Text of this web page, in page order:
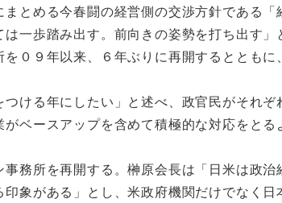
とめる今春闘の経営側の交渉方針である「
一歩踏み出す。前向きの姿勢を打ち出す」
０９年以来、６年ぶりに再開するとともに
ける年にしたい」と述べ、政官民がそれぞ
ベースアップを含めて積極的な対応をとる
務所を再開する。榊原会長は「日米は政治
象がある」とし、米政府機関だけでなく日